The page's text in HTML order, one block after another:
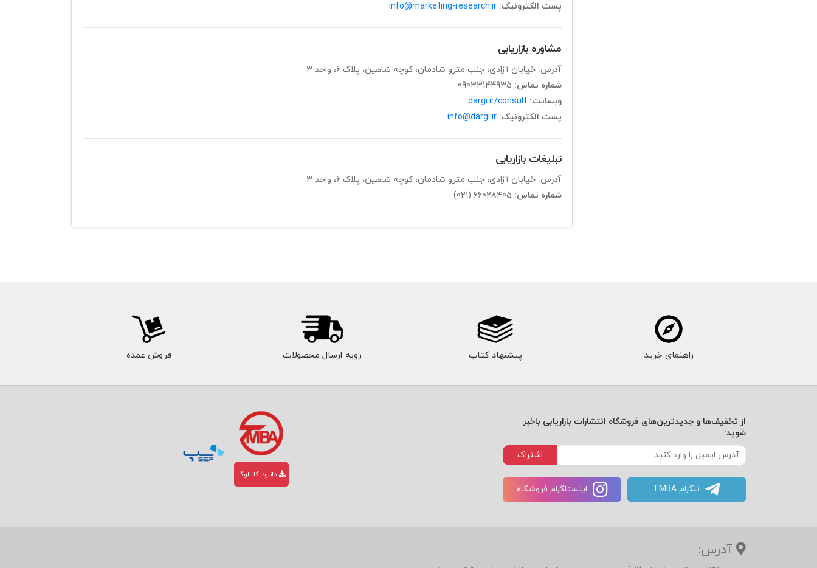
پست الکترونیک: info@marketing-research.ir
مشاوره بازاریابی
آدرس: خیابان آزادی، جنب مترو شادمان، کوچه شاهین، پلاک 6، واحد 3
شماره تماس: 09033144935
وبسایت: dargi.ir/consult
پست الکترونیک: info@dargi.ir
تبلیغات بازاریابی
آدرس: خیابان آزادی، جنب مترو شادمان، کوچه شاهین، پلاک 6، واحد 3
شماره تماس: (021) 66028405
راهنمای خرید پیشنهاد کتاب رویه ارسال محصولات فروش عمده
از تخفیف‌ها و جدیدترین‌های فروشگاه انتشارات بازاریابی باخبر
شوید:
اشتراک
تلگرام TMBA اینستاگرام فروشگاه
دانلود کاتالوگ
آدرس: